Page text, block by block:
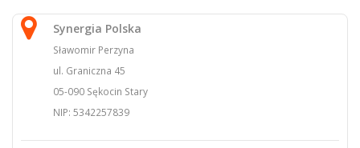
Synergia Polska
Sławomir Perzyna
ul. Graniczna 45
05-090 Sękocin Stary
NIP: 5342257839